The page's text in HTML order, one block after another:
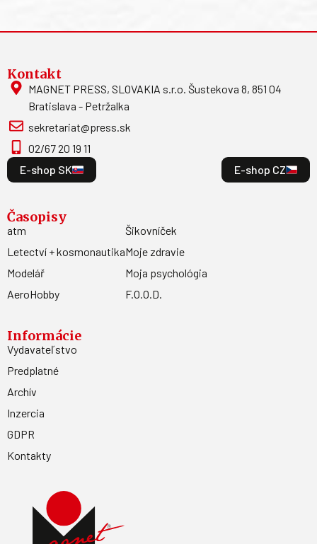
Kontakt
MAGNET PRESS, SLOVAKIA s.r.o. Šustekova 8, 851 04
Bratislava - Petržalka
sekretariat@press.sk
02/67 20 19 11
E-shop SK
E-shop CZ
Časopisy
atm
Letectví + kosmonautika
Modelář
AeroHobby
Šikovníček
Moje zdravie
Moja psychológia
F.O.O.D.
Informácie
Vydavateľstvo
Predplatné
Archív
Inzercia
GDPR
Kontakty